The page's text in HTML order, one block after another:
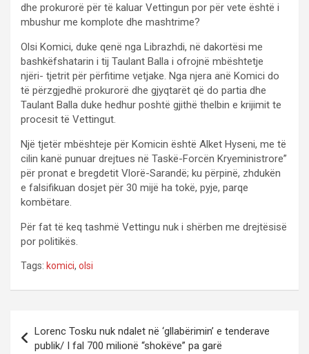
dhe prokurorë për të kaluar Vettingun por për vete është i
mbushur me komplote dhe mashtrime?
Olsi Komici, duke qenë nga Librazhdi, në dakortësi me
bashkëfshatarin i tij Taulant Balla i ofrojnë mbështetje
njëri- tjetrit për përfitime vetjake. Nga njera anë Komici do
të përzgjedhë prokurorë dhe gjyqtarët që do partia dhe
Taulant Balla duke hedhur poshtë gjithë thelbin e krijimit te
procesit të Vettingut.
Një tjetër mbështeje për Komicin është Alket Hyseni, me të
cilin kanë punuar drejtues në Taskë-Forcën Kryeministrore”
për pronat e bregdetit Vlorë-Sarandë; ku përpinë, zhdukën
e falsifikuan dosjet për 30 mijë ha tokë, pyje, parqe
kombëtare.
Për fat të keq tashmë Vettingu nuk i shërben me drejtësisë
por politikës.
Tags: komici, olsi
Lorenc Tosku nuk ndalet në ‘gllabërimin’ e tenderave
publik/ I fal 700 milionë “shokëve” pa garë